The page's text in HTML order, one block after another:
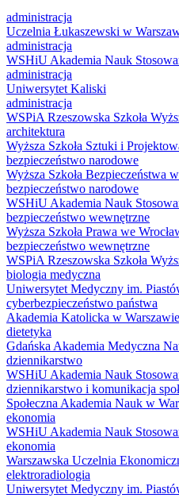
administracja
Uczelnia Łukaszewski w
administracja
WSHiU Akademia Nauk
administracja
Uniwersytet Kaliski
administracja
WSPiA Rzeszowska Szkoła
architektura
Wyższa Szkoła Sztuki i
bezpieczeństwo narodowe
Wyższa Szkoła Bezpieczeństwa
bezpieczeństwo narodowe
WSHiU Akademia Nauk
bezpieczeństwo wewnętrzne
Wyższa Szkoła Prawa we
bezpieczeństwo wewnętrzne
WSPiA Rzeszowska Szkoła
biologia medyczna
Uniwersytet Medyczny im.
cyberbezpieczeństwo państwa
Akademia Katolicka w
dietetyka
Gdańska Akademia Medyczna
dziennikarstwo
WSHiU Akademia Nauk
dziennikarstwo i komunikacja
Społeczna Akademia Nauk w
ekonomia
WSHiU Akademia Nauk
ekonomia
Warszawska Uczelnia
elektroradiologia
Uniwersytet Medyczny im.